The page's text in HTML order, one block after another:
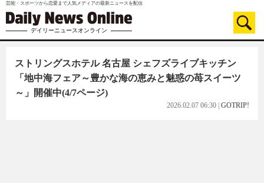
芸能・スポーツから恋愛まで人気メディアの最新ニュースを配信
デイリーニュースオンライン
ストリングスホテル 名古屋 シェフズライブキッチン
「地中海フェア～豊かな海の恵みと魅惑の苺スイーツ
～」開催中(4/7ページ)
2026.02.07 06:30 GOTRIP!